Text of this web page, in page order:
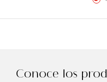
Conoce los